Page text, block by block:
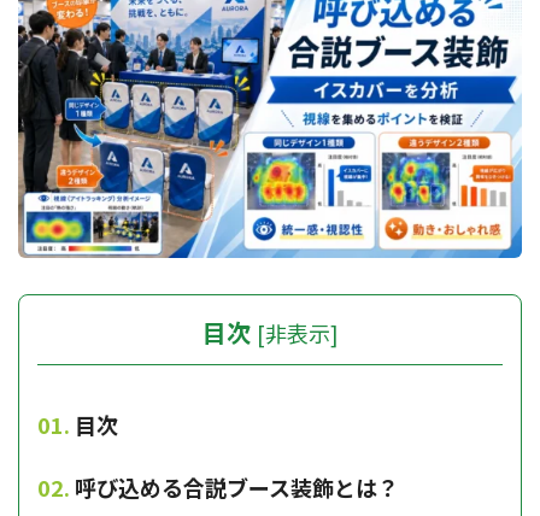
目次 [非表示]
目次
呼び込める合説ブース装飾とは？